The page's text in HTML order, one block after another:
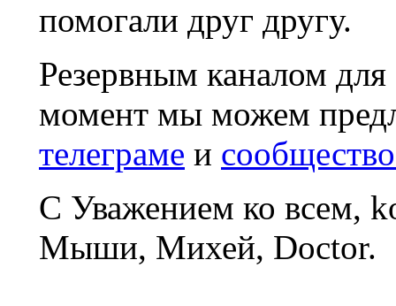
помогали друг другу.
Резервным каналом
момент мы можем
телеграме и
С Уважением ко всем,
Мыши, Михей, Doctor.